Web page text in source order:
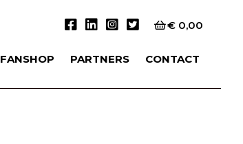
€ 0,00
FANSHOP PARTNERS CONTACT